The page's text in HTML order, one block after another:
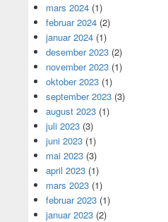
mars 2024 (1)
februar 2024 (2)
januar 2024 (1)
desember 2023 (2)
november 2023 (1)
oktober 2023 (1)
september 2023 (3)
august 2023 (1)
juli 2023 (3)
juni 2023 (1)
mai 2023 (3)
april 2023 (1)
mars 2023 (1)
februar 2023 (1)
januar 2023 (2)